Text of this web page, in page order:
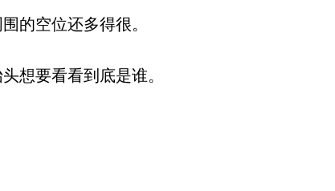
的空位还多得很。
想要看看到底是谁。